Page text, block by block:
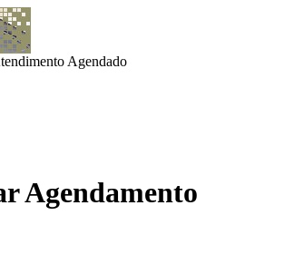
Agendado
Agendamento